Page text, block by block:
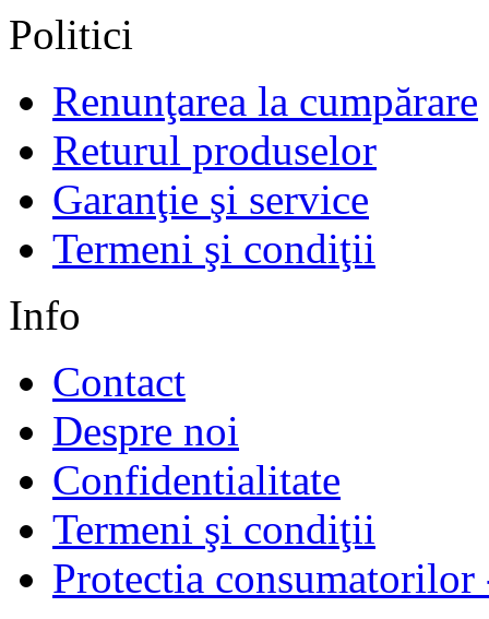
Politici
Renunţarea la cumpărare
Returul produselor
Garanţie şi service
Termeni şi condiţii
Info
Contact
Despre noi
Confidentialitate
Termeni şi condiţii
Protectia